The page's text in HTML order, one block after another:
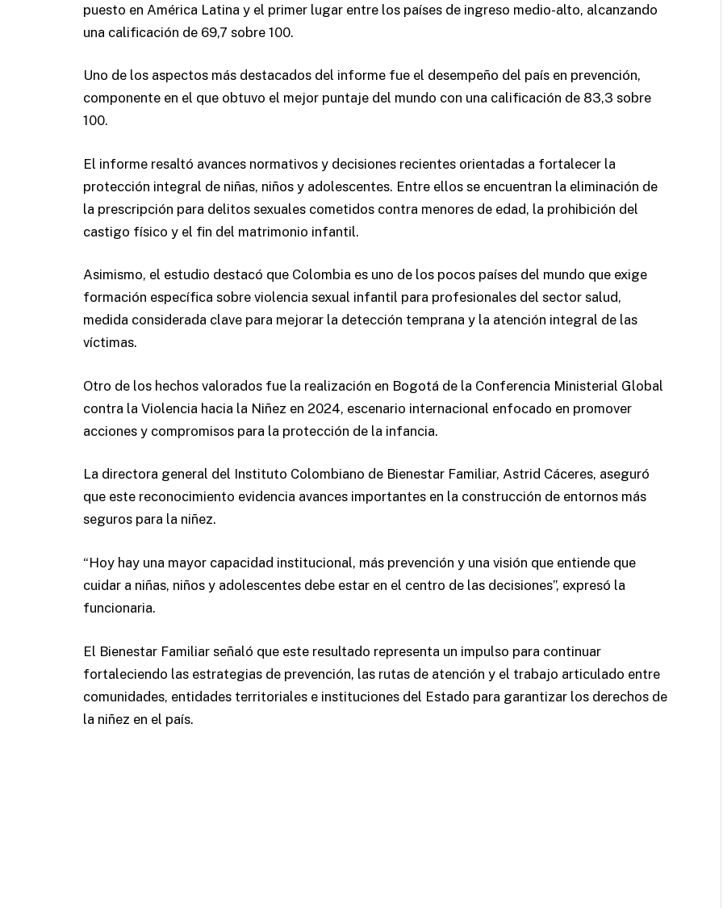
puesto en América Latina y el primer lugar entre los países de ingreso medio-alto, alcanzando
una calificación de 69,7 sobre 100.
Uno de los aspectos más destacados del informe fue el desempeño del país en prevención,
componente en el que obtuvo el mejor puntaje del mundo con una calificación de 83,3 sobre
100.
El informe resaltó avances normativos y decisiones recientes orientadas a fortalecer la
protección integral de niñas, niños y adolescentes. Entre ellos se encuentran la eliminación de
la prescripción para delitos sexuales cometidos contra menores de edad, la prohibición del
castigo físico y el fin del matrimonio infantil.
Asimismo, el estudio destacó que Colombia es uno de los pocos países del mundo que exige
formación específica sobre violencia sexual infantil para profesionales del sector salud,
medida considerada clave para mejorar la detección temprana y la atención integral de las
víctimas.
Otro de los hechos valorados fue la realización en Bogotá de la Conferencia Ministerial Global
contra la Violencia hacia la Niñez en 2024, escenario internacional enfocado en promover
acciones y compromisos para la protección de la infancia.
La directora general del Instituto Colombiano de Bienestar Familiar, Astrid Cáceres, aseguró
que este reconocimiento evidencia avances importantes en la construcción de entornos más
seguros para la niñez.
“Hoy hay una mayor capacidad institucional, más prevención y una visión que entiende que
cuidar a niñas, niños y adolescentes debe estar en el centro de las decisiones”, expresó la
funcionaria.
El Bienestar Familiar señaló que este resultado representa un impulso para continuar
fortaleciendo las estrategias de prevención, las rutas de atención y el trabajo articulado entre
comunidades, entidades territoriales e instituciones del Estado para garantizar los derechos de
la niñez en el país.